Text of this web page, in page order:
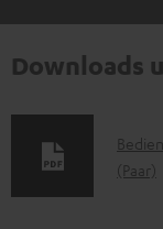
Downloads
D
o
(Paar)